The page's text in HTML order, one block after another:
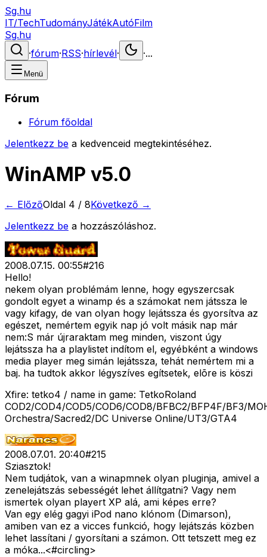
Sg.hu
IT/TechTudományJátékAutóFilm
Sg.hu
·fórum·RSS·hírlevél· ·...
Menü
Fórum
Fórum főoldal
Jelentkezz be a kedvenceid megtekintéséhez.
WinAMP v5.0
← ElőzőOldal 4 / 8Következő →
Jelentkezz be a hozzászóláshoz.
2008.07.15. 00:55#216
Hello!
nekem olyan problémám lenne, hogy egyszercsak
gondolt egyet a winamp és a számokat nem játssza le
vagy kifagy, de van olyan hogy lejátssza és gyorsítva az
egészet, nemértem egyik nap jó volt másik nap már
nem:S már újraraktam meg minden, viszont úgy
lejátssza ha a playlistet indítom el, egyébként a windows
media player meg simán lejátssza, tehát nemértem mi a
baj. ha tudtok akkor légyszíves egítsetek, elõre is köszi
Xfire: tetko4 / name in game: TetkoRoland
COD2/COD4/COD5/COD6/COD8/BFBC2/BFP4F/BF3/
Orchestra/Sacred2/DC Universe Online/UT3/GTA4
2008.07.01. 20:40#215
Sziasztok!
Nem tudjátok, van a winapmnek olyan pluginja, amivel a
zenelejátszás sebességét lehet állítgatni? Vagy nem
ismertek olyan playert XP alá, ami képes erre?
Van egy elég gagyi iPod nano klónom (Dimarson),
amiben van ez a vicces funkció, hogy lejátszás közben
lehet lassítani / gyorsítani a számon. Ott tetszett meg ez
a móka...<#circling>